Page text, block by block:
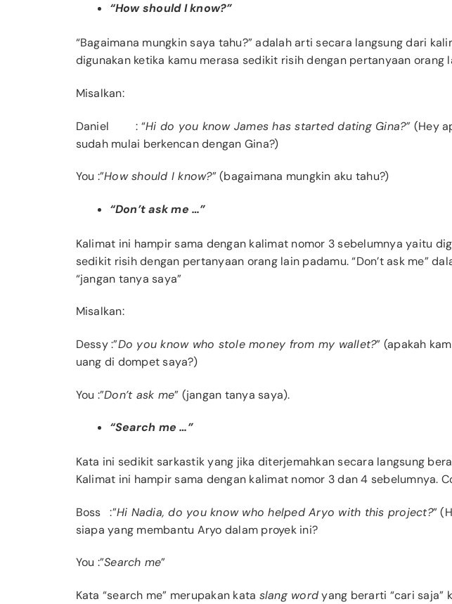
“How should I know?”
“Bagaimana mungkin saya tahu?” adalah arti secara langsung dari
digunakan ketika kamu merasa sedikit risih dengan pertanyaan orang
Misalkan:
Daniel : “Hi do you know James has started dating Gina?” (Hey
sudah mulai berkencan dengan Gina?)
You :”How should I know?” (bagaimana mungkin aku tahu?)
“Don’t ask me …”
Kalimat ini hampir sama dengan kalimat nomor 3 sebelumnya yaitu
sedikit risih dengan pertanyaan orang lain padamu. “Don’t ask me”
“jangan tanya saya”
Misalkan:
Dessy :”Do you know who stole money from my wallet?” (apakah
uang di dompet saya?)
You :”Don’t ask me” (jangan tanya saya).
“Search me …”
Kata ini sedikit sarkastik yang jika diterjemahkan secara langsung
Kalimat ini hampir sama dengan kalimat nomor 3 dan 4 sebelumnya.
Boss :”Hi Nadia, do you know who helped Aryo with this project?”
siapa yang membantu Aryo dalam proyek ini?
You :”Search me”
Kata “search me” merupakan kata slang wordyang berarti “cari saja”